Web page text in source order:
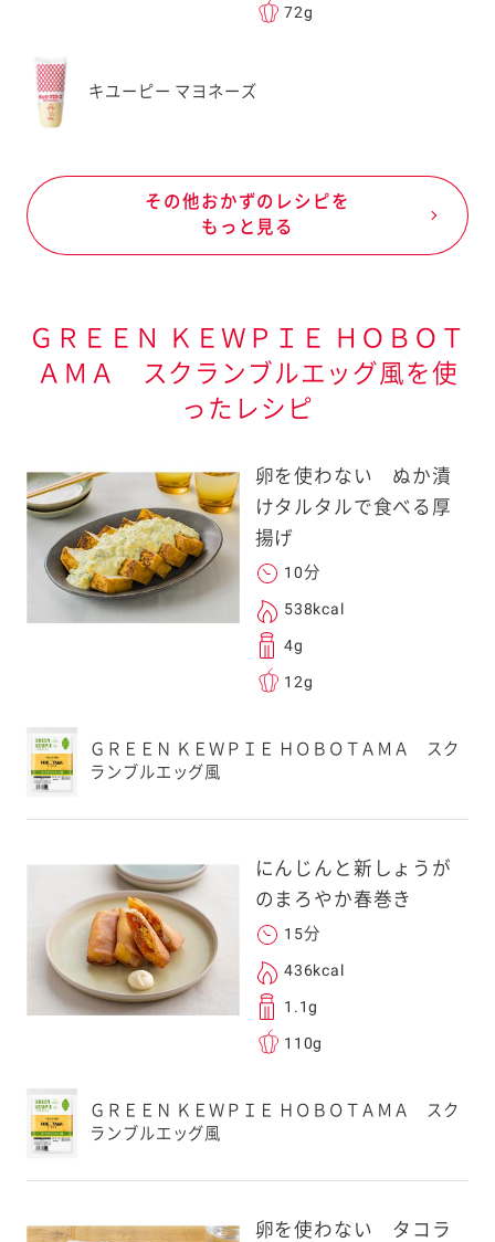
72g
キユーピー マヨネーズ
その他おかずのレシピを
もっと見る
ＧＲＥＥＮ ＫＥＷＰＩＥ ＨＯＢＯＴ
ＡＭＡ スクランブルエッグ風を使
ったレシピ
卵を使わない ぬか漬
けタルタルで食べる厚
揚げ
10分
538kcal
4g
12g
ＧＲＥＥＮ ＫＥＷＰＩＥ ＨＯＢＯＴＡＭＡ スク
ランブルエッグ風
にんじんと新しょうが
のまろやか春巻き
15分
436kcal
1.1g
110g
ＧＲＥＥＮ ＫＥＷＰＩＥ ＨＯＢＯＴＡＭＡ スク
ランブルエッグ風
卵を使わない タコラ